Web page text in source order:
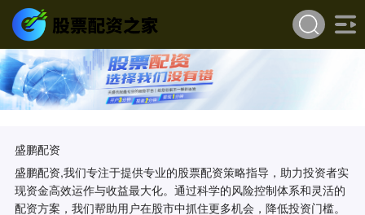
盛鹏配资
盛鹏配资,我们专注于提供专业的股票配资策略指导，助力投资者实
现资金高效运作与收益最大化。通过科学的风险控制体系和灵活的
配资方案，我们帮助用户在股市中抓住更多机会，降低投资门槛。